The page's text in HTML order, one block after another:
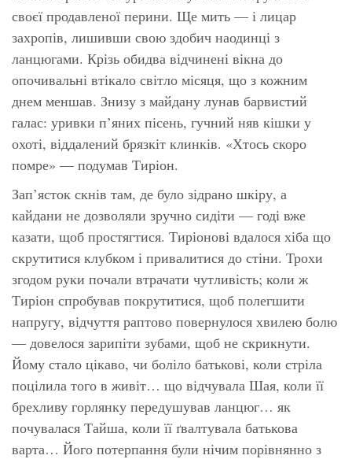
своєї продавленої перини. Ще мить — і лицар
захропів, лишивши свою здобич наодинці з
ланцюгами. Крізь обидва відчинені вікна до
опочивальні втікало світло місяця, що з кожним
днем меншав. Знизу з майдану лунав барвистий
галас: уривки п’яних пісень, гучний няв кішки у
охоті, віддалений брязкіт клинків. «Хтось скоро
помре» — подумав Тиріон.
Зап’ясток скнів там, де було зідрано шкіру, а
кайдани не дозволяли зручно сидіти — годі вже
казати, щоб простягтися. Тиріонові вдалося хіба що
скрутитися клубком і привалитися до стіни. Трохи
згодом руки почали втрачати чутливість; коли ж
Тиріон спробував покрутитися, щоб полегшити
напругу, відчуття раптово повернулося хвилею болю
— довелося зарипіти зубами, щоб не скрикнути.
Йому стало цікаво, чи боліло батькові, коли стріла
поцілила того в живіт… що відчувала Шая, коли її
брехливу горлянку передушував ланцюг… як
почувалася Тайша, коли її ґвалтувала батькова
варта… Його потерпання були нічим порівнянно з